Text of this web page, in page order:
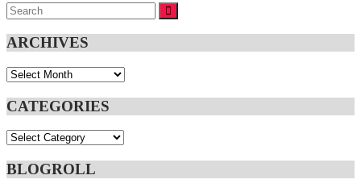
Search
for:
ARCHIVES
Archives
CATEGORIES
Categories
BLOGROLL